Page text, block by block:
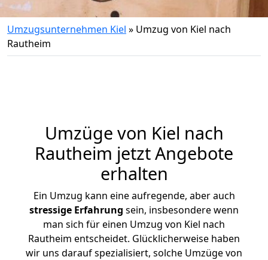
Umzugsunternehmen Kiel » Umzug von Kiel nach
Rautheim
Umzüge von Kiel nach
Rautheim jetzt Angebote
erhalten
Ein Umzug kann eine aufregende, aber auch
stressige Erfahrung sein, insbesondere wenn
man sich für einen Umzug von Kiel nach
Rautheim entscheidet. Glücklicherweise haben
wir uns darauf spezialisiert, solche Umzüge von